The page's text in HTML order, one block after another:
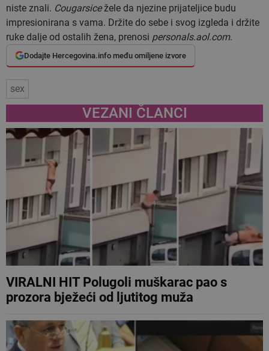
niste znali. Cougarsicežele da njezine prijateljice budu
impresionirana s vama. Držite do sebe i svog izgleda i držite
ruke dalje od ostalih žena, prenosi personals.aol.com.
Dodajte Hercegovina.info među omiljene izvore
sex
VEZANI ČLANCI
VIRALNI HIT Polugoli muškarac pao s
prozora bježeći od ljutitog muža